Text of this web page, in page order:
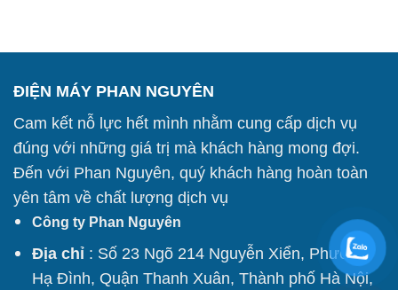
ĐIỆN MÁY PHAN NGUYÊN
Cam kết nỗ lực hết mình nhằm cung cấp dịch vụ
đúng với những giá trị mà khách hàng mong đợi.
Đến với Phan Nguyên, quý khách hàng hoàn toàn
yên tâm về chất lượng dịch vụ
Công ty Phan Nguyên
Địa chỉ : Số 23 Ngõ 214 Nguyễn Xiển, Phường
Hạ Đình, Quận Thanh Xuân, Thành phố Hà Nội,